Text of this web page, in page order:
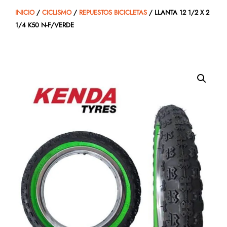
INICIO/ CICLISMO/ REPUESTOS BICICLETAS / LLANTA 12 1/2 X 2
1/4 K50 N-F/VERDE